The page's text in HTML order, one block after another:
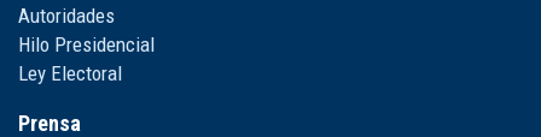
Autoridades
Hilo Presidencial
Ley Electoral
Prensa